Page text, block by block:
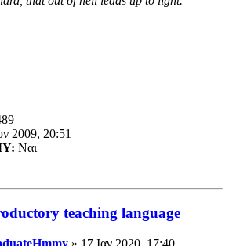
2009, 20:51
Ναι
teaching language
» 17 Ιαν 2020, 17:40